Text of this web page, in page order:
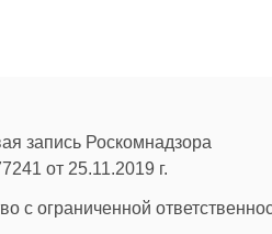
запись Роскомнадзора
от 25.11.2019 г.
с ограниченной